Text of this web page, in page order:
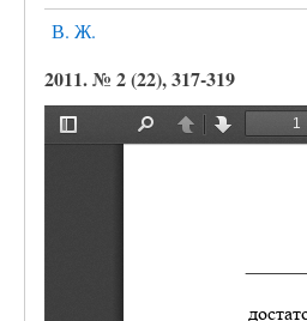
В. Ж.
2011. № 2 (22), 317-319